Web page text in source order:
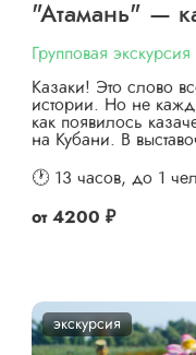
"Атамань" —
Групповая экскурсия
Казаки! Это слово
истории. Но не
как появилось
на Кубани. В
🕐 13 часов, до 1 чел.
от 4200 ₽
экскурсия